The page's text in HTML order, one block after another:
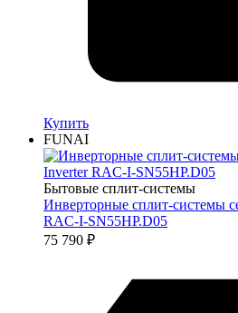
Купить
FUNAI
Бытовые сплит-системы
Инверторные сплит-системы
RAC-I-SN55HP.D05
75 790 ₽